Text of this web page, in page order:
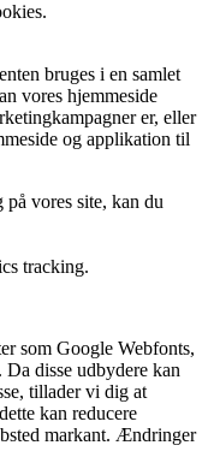
bruges i en samlet
vores hjemmeside
er, eller
og applikation til
vores site, kan du
tracking.
som Google Webfonts,
disse udbydere kan
tillader vi dig at
kan reducere
markant. Ændringer